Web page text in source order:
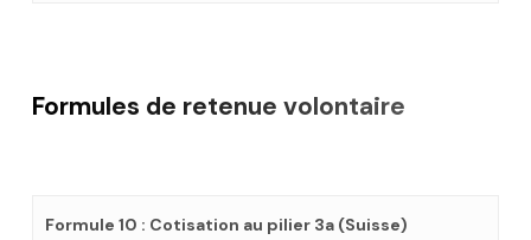
Formules de retenue volontaire
Formule 10 : Cotisation au pilier 3a (Suisse)